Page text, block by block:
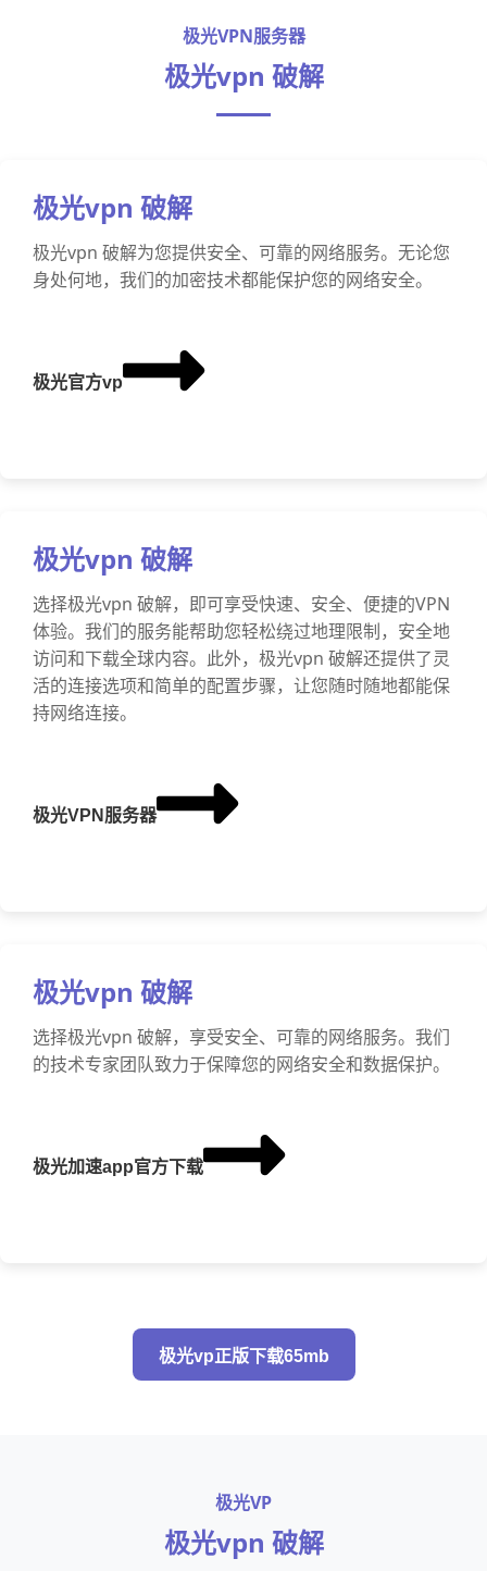
极光VPN服务器
极光vpn 破解
极光vpn 破解
极光vpn 破解为您提供安全、可靠的网络服务。无论您
身处何地，我们的加密技术都能保护您的网络安全。
极光官方vp
极光vpn 破解
选择极光vpn 破解，即可享受快速、安全、便捷的VPN
体验。我们的服务能帮助您轻松绕过地理限制，安全地
访问和下载全球内容。此外，极光vpn 破解还提供了灵
活的连接选项和简单的配置步骤，让您随时随地都能保
持网络连接。
极光VPN服务器
极光vpn 破解
选择极光vpn 破解，享受安全、可靠的网络服务。我们
的技术专家团队致力于保障您的网络安全和数据保护。
极光加速app官方下载
极光vp正版下载65mb
极光VP
极光vpn 破解